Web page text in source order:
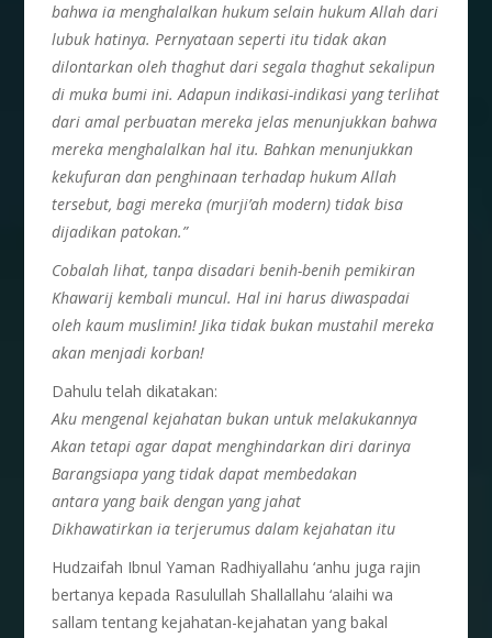
bahwa ia menghalalkan hukum selain hukum Allah dari
lubuk hatinya. Pernyataan seperti itu tidak akan
dilontarkan oleh thaghut dari segala thaghut sekalipun
di muka bumi ini. Adapun indikasi-indikasi yang terlihat
dari amal perbuatan mereka jelas menunjukkan bahwa
mereka menghalalkan hal itu. Bahkan menunjukkan
kekufuran dan penghinaan terhadap hukum Allah
tersebut, bagi mereka (murji’ah modern) tidak bisa
dijadikan patokan.”
Cobalah lihat, tanpa disadari benih-benih pemikiran
Khawarij kembali muncul. Hal ini harus diwaspadai
oleh kaum muslimin! Jika tidak bukan mustahil mereka
akan menjadi korban!
Dahulu telah dikatakan:
Aku mengenal kejahatan bukan untuk melakukannya
Akan tetapi agar dapat menghindarkan diri darinya
Barangsiapa yang tidak dapat membedakan
antara yang baik dengan yang jahat
Dikhawatirkan ia terjerumus dalam kejahatan itu
Hudzaifah Ibnul Yaman Radhiyallahu ‘anhu juga rajin
bertanya kepada Rasulullah Shallallahu ‘alaihi wa
sallam tentang kejahatan-kejahatan yang bakal